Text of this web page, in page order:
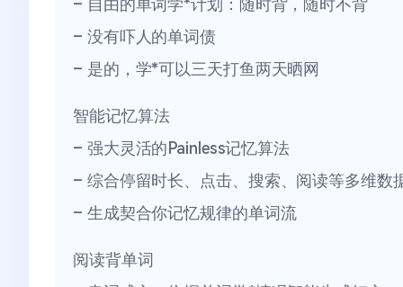
– 自由的单词学*计划：随时背，随时不背
– 没有吓人的单词债
– 是的，学*可以三天打鱼两天晒网
智能记忆算法
– 强大灵活的Painless记忆算法
– 综合停留时长、点击、搜索、阅读等多维数
– 生成契合你记忆规律的单词流
阅读背单词